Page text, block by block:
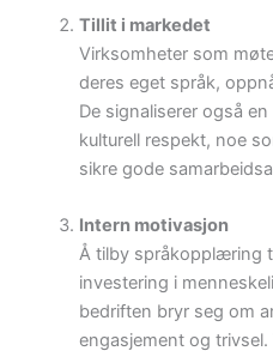
Tillit i markedet
Virksomheter som
deres eget språk,
De signaliserer også
kulturell respekt, noe
sikre gode
Intern motivasjon
Å tilby språkopplæring
investering i
bedriften bryr seg om
engasjement og